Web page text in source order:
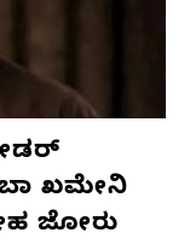
ಖಮೇನಿ
ಜೋರು